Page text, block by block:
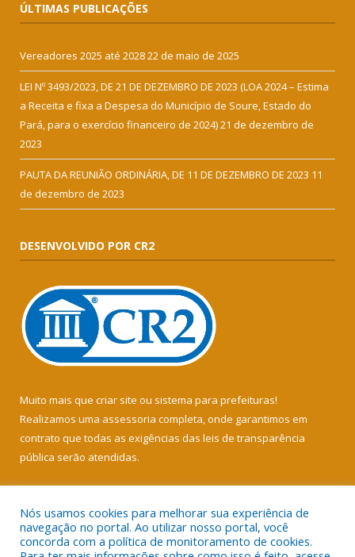
ÚLTIMAS PUBLICAÇÕES
Vereadores 2025 até 202822 de maio de 2025
LEI Nº 3493/2023, DE 21 DE DEZEMBRO DE 2023 (LOA 2024 – Estima
a Receita e fixa a Despesa do Município de Soure, Estado do
Pará, para o exercício financeiro de 2024)21 de dezembro de
2023
PAUTA DA REUNIÃO ORDINÁRIA, DE 11 DE DEZEMBRO DE 2023 11
de dezembro de 2023
DESENVOLVIDO POR CR2
Muito mais que criar site ou sistema para prefeituras!
Realizamos uma assessoria completa, onde garantimos em
contrato que todas as exigências das leis de transparência
pública serão atendidas.
Nós usamos cookies para melhorar sua experiência de
navegação no portal. Ao utilizar nosso portal, você
concorda com a política de monitoramento de cookies.